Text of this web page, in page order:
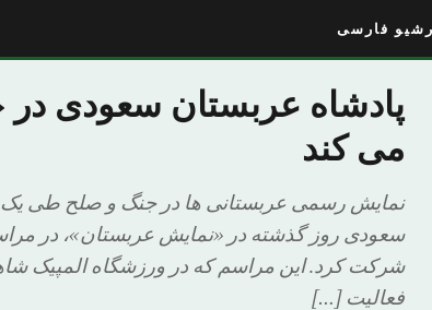
فارسی
پادشاه عربستان سعودی
می کند
نمایش رسمی عربستانی ها در جنگ و صلح طی یک
سعودی روز گذشته در «نمایش عربستان»، در
شرکت کرد. این مراسم که در ورزشگاه المپیک
فعالیت […]